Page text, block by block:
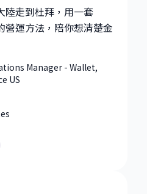
陸走到杜拜，用一套
營運方法，陪你想清楚金
Manager - Wallet,
US